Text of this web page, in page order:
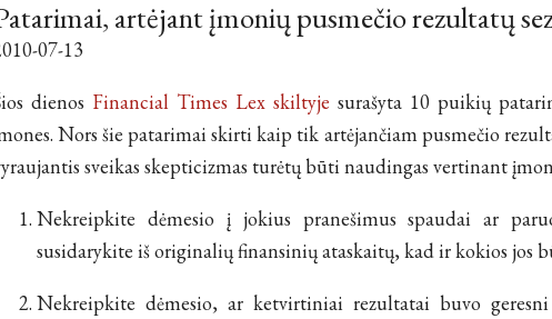
artėjant įmonių pusmečio rezultatų
07-13
dienos Financial Times Lex skiltyje surašyta 10 puikių
Nors šie patarimai skirti kaip tik artėjančiam pusmečio
sveikas skepticizmas turėtų būti naudingas vertinant
Nekreipkite dėmesio į jokius pranešimus spaudai ar
susidarykite iš originalių finansinių ataskaitų, kad ir kokios jos
Nekreipkite dėmesio, ar ketvirtiniai rezultatai buvo